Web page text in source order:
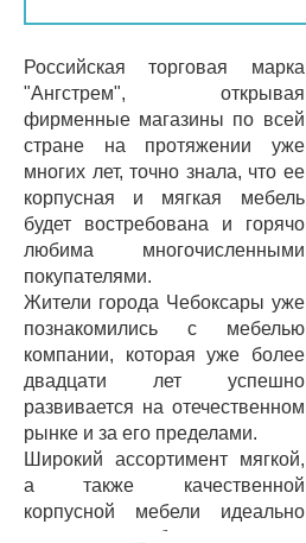
Российская торговая марка
"Ангстрем", открывая
фирменные магазины по всей
стране на протяжении уже
многих лет, точно знала, что ее
корпусная и мягкая мебель
будет востребована и горячо
любима многочисленными
покупателями.
Жители города Чебоксары уже
познакомились с мебелью
компании, которая уже более
двадцати лет успешно
развивается на отечественном
рынке и за его пределами.
Широкий ассортимент мягкой,
а также качественной
корпусной мебели идеально
впишется в любое помещение.